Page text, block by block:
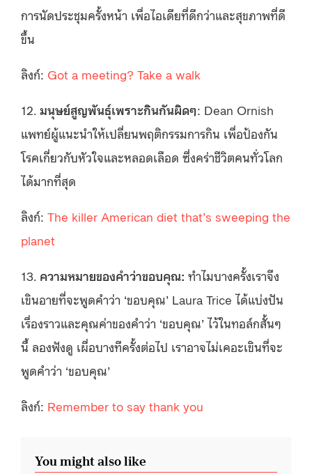
การนัดประชุมครั้งหน้า เพื่อไอเดียที่ดีกว่าและสุขภาพที่ดี
ขึ้น
ลิงก์: Got a meeting? Take a walk
12. มนุษย์สูญพันธุ์เพราะกินกันผิดๆ: Dean Ornish
แพทย์ผู้แนะนำให้เปลี่ยนพฤติกรรมการกิน เพื่อป้องกัน
โรคเกี่ยวกับหัวใจและหลอดเลือด ซึ่งคร่าชีวิตคนทั่วโลก
ได้มากที่สุด
ลิงก์: The killer American diet that’s sweeping the
planet
13. ความหมายของคำว่าขอบคุณ: ทำไมบางครั้งเราจึง
เขินอายที่จะพูดคำว่า ‘ขอบคุณ’ Laura Trice ได้แบ่งปัน
เรื่องราวและคุณค่าของคำว่า ‘ขอบคุณ’ ไว้ในทอล์กสั้นๆ
นี้ ลองฟังดู เผื่อบางทีครั้งต่อไป เราอาจไม่เคอะเขินที่จะ
พูดคำว่า ‘ขอบคุณ’
ลิงก์: Remember to say thank you
You might also like